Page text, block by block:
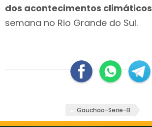
dos acontecimentos climáticos
semana no Rio Grande do Sul.
Gauchao-Serie-B